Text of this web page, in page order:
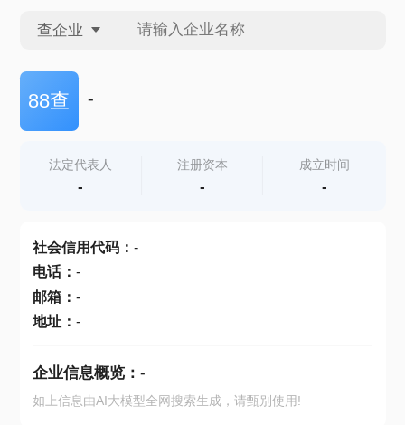
查企业
查企业
查产地
88查 -
法定代表人
-
注册资本
-
成立时间
-
社会信用代码： -
电话： -
邮箱： -
地址： -
企业信息概览： -
如上信息由AI大模型全网搜索生成，请甄别使用!